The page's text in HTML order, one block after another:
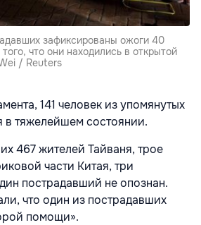
зафиксированы ожоги 40
что они находились в открытой
/ Reuters
141 человек из упомянутых
в тяжелейшем состоянии.
467 жителей Тайваня, трое
части Китая, три
пострадавший не опознан.
что один из пострадавших
помощи».